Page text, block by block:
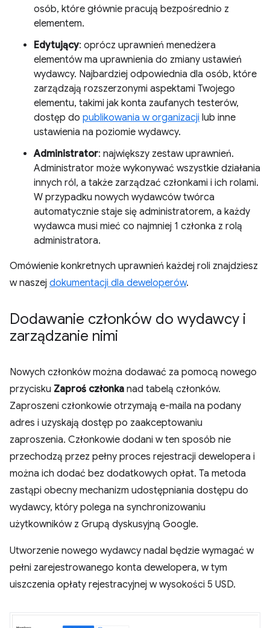
osób, które głównie pracują bezpośrednio z
elementem.
Edytujący: oprócz uprawnień menedżera
elementów ma uprawnienia do zmiany ustawień
wydawcy. Najbardziej odpowiednia dla osób, które
zarządzają rozszerzonymi aspektami Twojego
elementu, takimi jak konta zaufanych testerów,
dostęp do publikowania w organizacji lub inne
ustawienia na poziomie wydawcy.
Administrator: największy zestaw uprawnień.
Administrator może wykonywać wszystkie działania
innych ról, a także zarządzać członkami i ich rolami.
W przypadku nowych wydawców twórca
automatycznie staje się administratorem, a każdy
wydawca musi mieć co najmniej 1 członka z rolą
administratora.
Omówienie konkretnych uprawnień każdej roli znajdziesz
w naszej dokumentacji dla deweloperów.
Dodawanie członków do wydawcy i
zarządzanie nimi
Nowych członków można dodawać za pomocą nowego
przycisku Zaproś członka nad tabelą członków.
Zaproszeni członkowie otrzymają e-maila na podany
adres i uzyskają dostęp po zaakceptowaniu
zaproszenia. Członkowie dodani w ten sposób nie
przechodzą przez pełny proces rejestracji dewelopera i
można ich dodać bez dodatkowych opłat. Ta metoda
zastąpi obecny mechanizm udostępniania dostępu do
wydawcy, który polega na synchronizowaniu
użytkowników z Grupą dyskusyjną Google.
Utworzenie nowego wydawcy nadal będzie wymagać w
pełni zarejestrowanego konta dewelopera, w tym
uiszczenia opłaty rejestracyjnej w wysokości 5 USD.